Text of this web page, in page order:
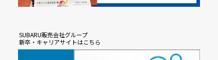
SUBARU販売会社グループ
新卒・キャリアサイトはこちら